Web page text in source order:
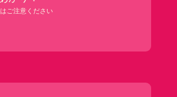
ご注意ください